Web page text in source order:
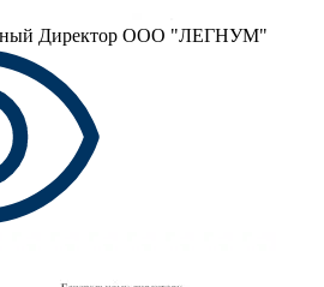
Директор ООО "ЛЕГНУМ"